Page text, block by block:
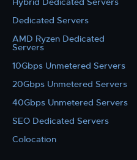
Dedicated Servers
AMD Ryzen Dedicated
Servers
10Gbps Unmetered Servers
20Gbps Unmetered Servers
40Gbps Unmetered Servers
SEO Dedicated Servers
Colocation